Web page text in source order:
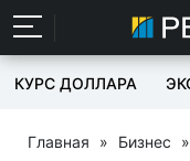
КУРС ДОЛЛАРА
Главная » Бизнес »